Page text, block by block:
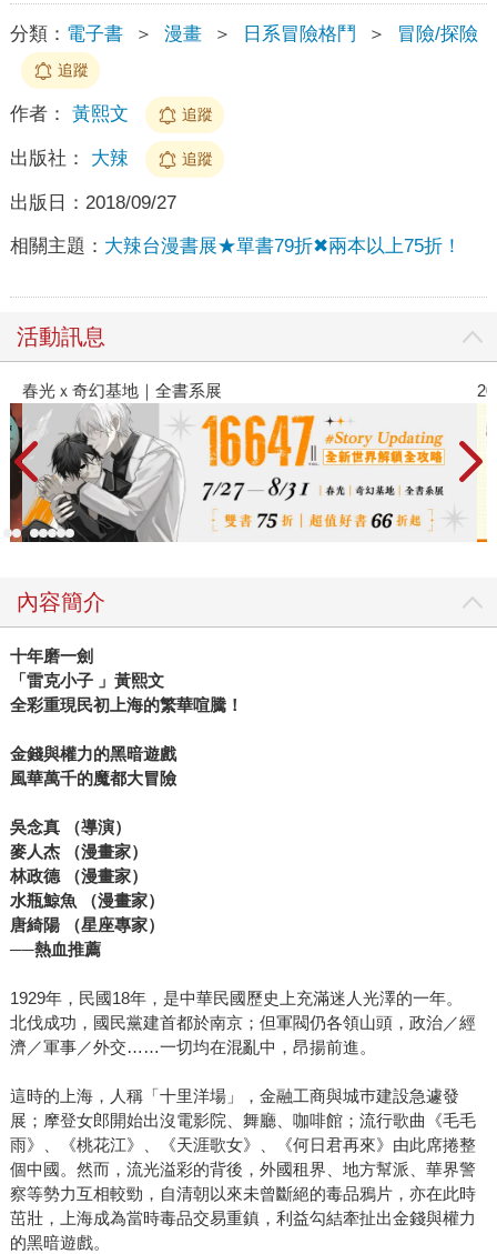
分類： 電子書 ＞ 漫畫 ＞ 日系冒險格鬥 ＞ 冒險/探險
追蹤
作者： 黃熙文 追蹤
出版社： 大辣 追蹤
出版日： 2018/09/27
相關主題： 大辣台漫書展★單書79折✖兩本以上75折！
活動訊息
春光ｘ奇幻基地｜全書系展
內容簡介
十年磨一劍
「雷克小子 」黃熙文
全彩重現民初上海的繁華喧騰！
金錢與權力的黑暗遊戲
風華萬千的魔都大冒險
吳念真 （導演）
麥人杰 （漫畫家）
林政德 （漫畫家）
水瓶鯨魚 （漫畫家）
唐綺陽 （星座專家）
──熱血推薦
1929年，民國18年，是中華民國歷史上充滿迷人光澤的一年。
北伐成功，國民黨建首都於南京；但軍閥仍各領山頭，政治／經
濟／軍事／外交……一切均在混亂中，昂揚前進。
這時的上海，人稱「十里洋場」，金融工商與城巿建設急遽發
展；摩登女郎開始出沒電影院、舞廳、咖啡館；流行歌曲《毛毛
雨》、《桃花江》、《天涯歌女》、《何日君再來》由此席捲整
個中國。然而，流光溢彩的背後，外國租界、地方幫派、華界警
察等勢力互相較勁，自清朝以來未曾斷絕的毒品鴉片，亦在此時
茁壯，上海成為當時毒品交易重鎮，利益勾結牽扯出金錢與權力
的黑暗遊戲。